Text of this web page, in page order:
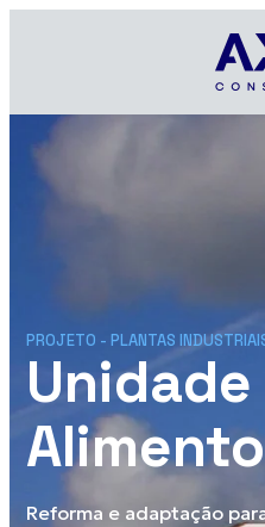
PROJETO - PLANTAS
Reforma e adaptação